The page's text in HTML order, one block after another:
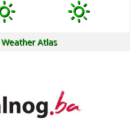
Weather Atlas